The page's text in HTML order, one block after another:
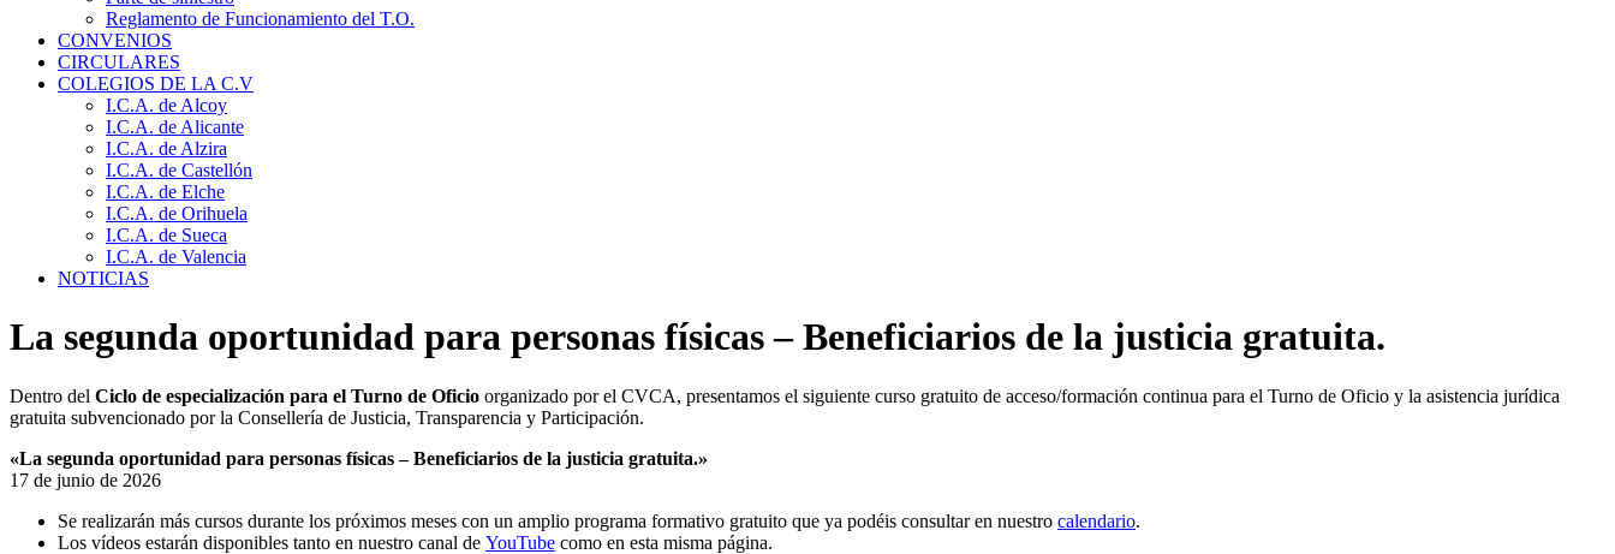
Reglamento de Funcionamiento del T.O.
CONVENIOS
CIRCULARES
COLEGIOS DE LA C.V
I.C.A. de Alcoy
I.C.A. de Alicante
I.C.A. de Alzira
I.C.A. de Castellón
I.C.A. de Elche
I.C.A. de Orihuela
I.C.A. de Sueca
I.C.A. de Valencia
NOTICIAS
La segunda oportunidad para personas físicas – Beneficiarios de la justicia gratuita.
Dentro del Ciclo de especialización para el Turno de Oficio organizado por el CVCA, presentamos el siguiente curso gratuito de acceso/formación continua para el Turno de Oficio y la asistencia jurídica
gratuita subvencionado por la Consellería de Justicia, Transparencia y Participación.
«La segunda oportunidad para personas físicas – Beneficiarios de la justicia gratuita.»
17 de junio de 2026
Se realizarán más cursos durante los próximos meses con un amplio programa formativo gratuito que ya podéis consultar en nuestro calendario.
Los vídeos estarán disponibles tanto en nuestro canal de YouTube como en esta misma página.